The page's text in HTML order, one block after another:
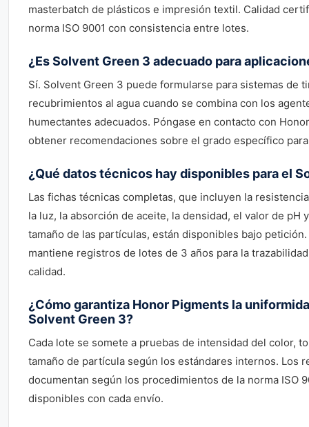
masterbatch de plásticos e impresión textil. Calidad
norma ISO 9001 con consistencia entre lotes.
¿Es Solvent Green 3 adecuado para
Sí. Solvent Green 3 puede formularse para sistemas de
recubrimientos al agua cuando se combina con los
humectantes adecuados. Póngase en contacto con
obtener recomendaciones sobre el grado específico
¿Qué datos técnicos hay disponibles para el
Las fichas técnicas completas, que incluyen la
la luz, la absorción de aceite, la densidad, el valor de pH
tamaño de las partículas, están disponibles bajo
mantiene registros de lotes de 3 años para la
calidad.
¿Cómo garantiza Honor Pigments la
Solvent Green 3?
Cada lote se somete a pruebas de intensidad del color,
tamaño de partícula según los estándares internos. Los
documentan según los procedimientos de la norma ISO
disponibles con cada envío.